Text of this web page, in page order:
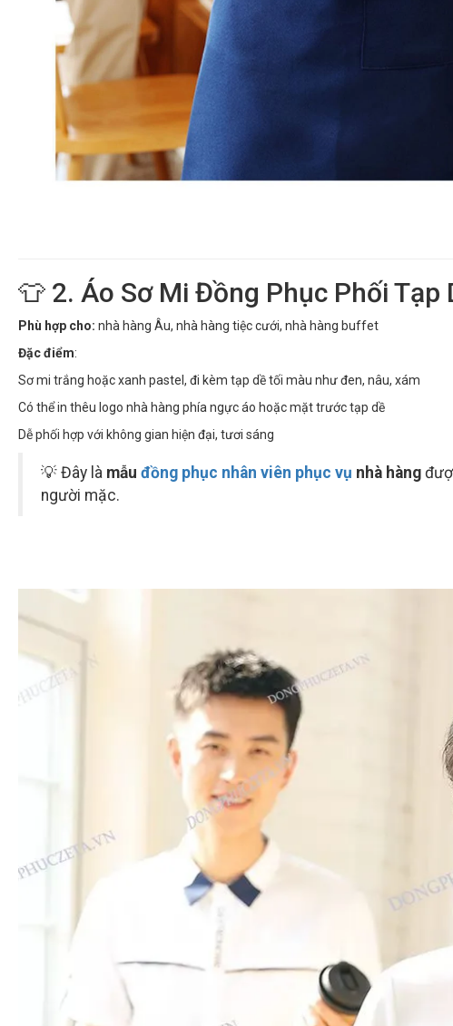
👕 2. Áo Sơ Mi Đồng Phục Phối Tạp
Phù hợp cho: nhà hàng Âu, nhà hàng tiệc cưới, nhà hàng buffet
Đặc điểm:
Sơ mi trắng hoặc xanh pastel, đi kèm tạp dề tối màu như đen, nâu, xám
Có thể in thêu logo nhà hàng phía ngực áo hoặc mặt trước tạp dề
Dễ phối hợp với không gian hiện đại, tươi sáng
💡 Đây là mẫu đồng phục nhân viên phục vụ nhà hàng
người mặc.